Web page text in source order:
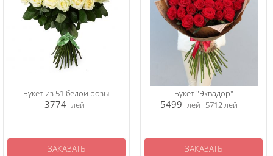
Букет из 51 белой розы
3774 лей
ЗАКАЗАТЬ
Букет "Эквадор"
5499 лей 5712лей
ЗАКАЗАТЬ